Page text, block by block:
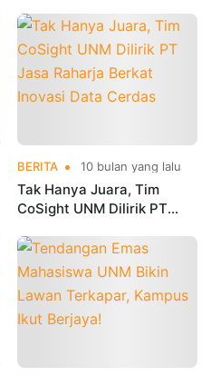
BERITA 10 bulan yang lalu
Tak Hanya Juara, Tim
CoSight UNM Dilirik PT
Inovasi Data Cerdas